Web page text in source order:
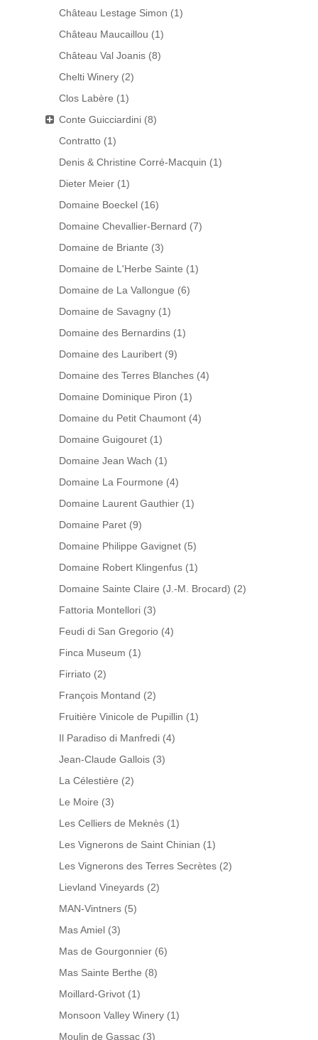
Château Lestage Simon (1)
Château Maucaillou (1)
Château Val Joanis (8)
Chelti Winery (2)
Clos Labère (1)
Conte Guicciardini (8)
Contratto (1)
Denis & Christine Corré-Macquin (1)
Dieter Meier (1)
Domaine Boeckel (16)
Domaine Chevallier-Bernard (7)
Domaine de Briante (3)
Domaine de L'Herbe Sainte (1)
Domaine de La Vallongue (6)
Domaine de Savagny (1)
Domaine des Bernardins (1)
Domaine des Lauribert (9)
Domaine des Terres Blanches (4)
Domaine Dominique Piron (1)
Domaine du Petit Chaumont (4)
Domaine Guigouret (1)
Domaine Jean Wach (1)
Domaine La Fourmone (4)
Domaine Laurent Gauthier (1)
Domaine Paret (9)
Domaine Philippe Gavignet (5)
Domaine Robert Klingenfus (1)
Domaine Sainte Claire (J.-M. Brocard) (2)
Fattoria Montellori (3)
Feudi di San Gregorio (4)
Finca Museum (1)
Firriato (2)
François Montand (2)
Fruitière Vinicole de Pupillin (1)
Il Paradiso di Manfredi (4)
Jean-Claude Gallois (3)
La Célestière (2)
Le Moire (3)
Les Celliers de Meknès (1)
Les Vignerons de Saint Chinian (1)
Les Vignerons des Terres Secrètes (2)
Lievland Vineyards (2)
MAN-Vintners (5)
Mas Amiel (3)
Mas de Gourgonnier (6)
Mas Sainte Berthe (8)
Moillard-Grivot (1)
Monsoon Valley Winery (1)
Moulin de Gassac (3)